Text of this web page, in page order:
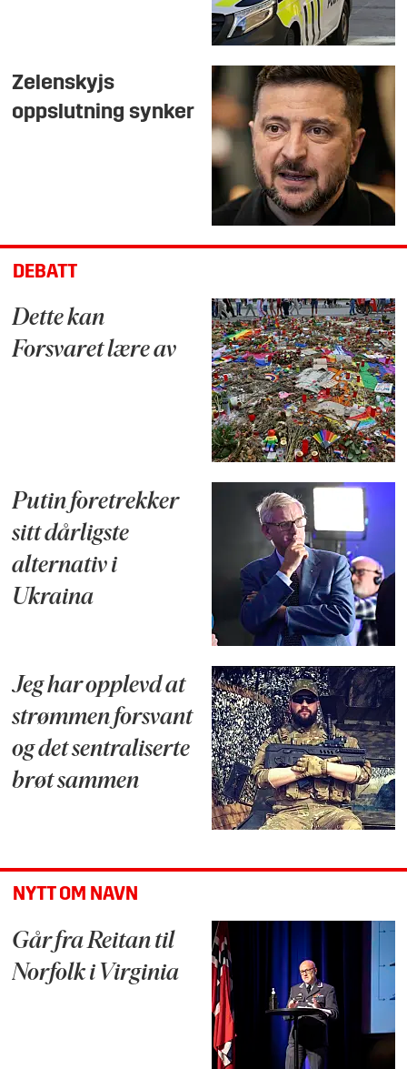
Zelenskyjs
oppslutning synker
DEBATT
Dette kan
Forsvaret lære av
Putin foretrekker
sitt dårligste
alternativ i
Ukraina
Jeg har opplevd at
strømmen forsvant
og det sentraliserte
brøt sammen
NYTT OM NAVN
Går fra Reitan til
Norfolk i Virginia